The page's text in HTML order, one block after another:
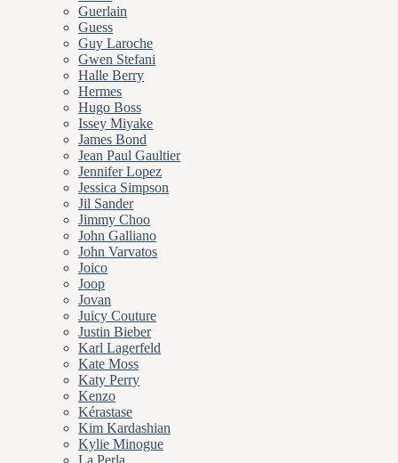
Guerlain
Guess
Guy Laroche
Gwen Stefani
Halle Berry
Hermes
Hugo Boss
Issey Miyake
James Bond
Jean Paul Gaultier
Jennifer Lopez
Jessica Simpson
Jil Sander
Jimmy Choo
John Galliano
John Varvatos
Joico
Joop
Jovan
Juicy Couture
Justin Bieber
Karl Lagerfeld
Kate Moss
Katy Perry
Kenzo
Kérastase
Kim Kardashian
Kylie Minogue
La Perla